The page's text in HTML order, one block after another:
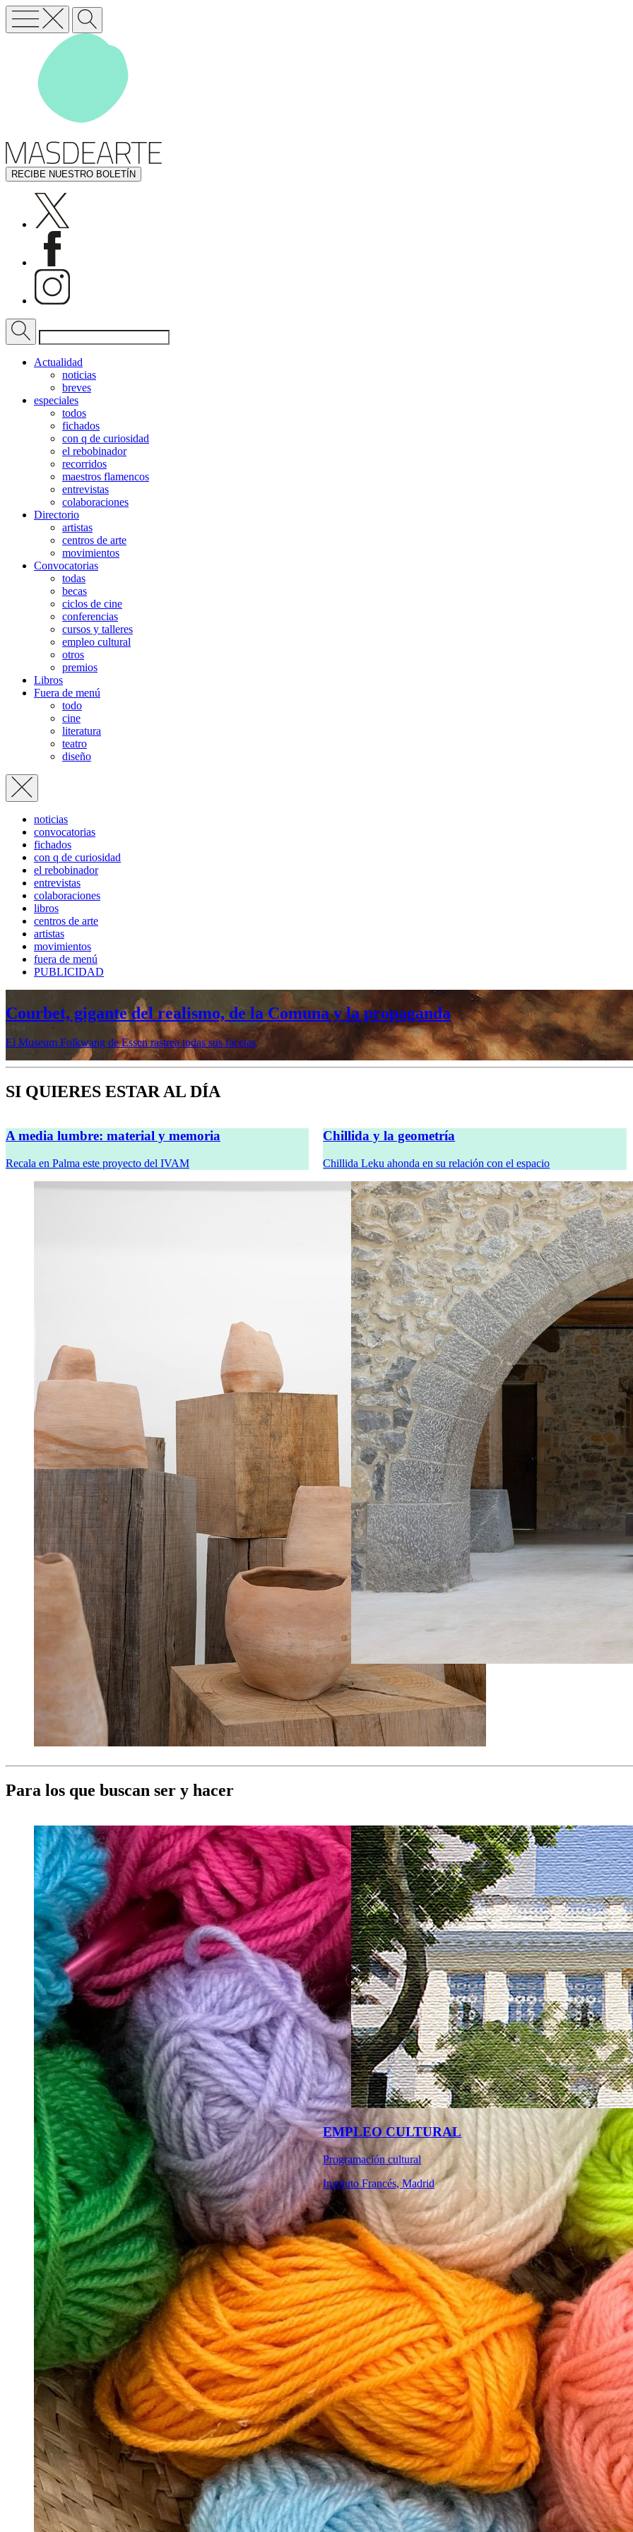
RECIBE NUESTRO BOLETÍN
Actualidad
noticias
breves
especiales
todos
fichados
con q de curiosidad
el rebobinador
recorridos
maestros flamencos
entrevistas
colaboraciones
Directorio
artistas
centros de arte
movimientos
Convocatorias
todas
becas
ciclos de cine
conferencias
cursos y talleres
empleo cultural
otros
premios
Libros
Fuera de menú
todo
cine
literatura
teatro
diseño
noticias
convocatorias
fichados
con q de curiosidad
el rebobinador
entrevistas
colaboraciones
libros
centros de arte
artistas
movimientos
fuera de menú
PUBLICIDAD
del realismo, de la Comuna y la propaganda
Essen rastrea todas sus facetas
SI QUIERES ESTAR AL DÍA
A media lumbre: material y memoria
Recala en Palma este proyecto del IVAM
Chillida y la geometría
Chillida Leku ahonda en su relación con el espacio
Para los que buscan ser y hacer
EMPLEO CULTURAL
Programación cultural
Instituto Francés, Madrid